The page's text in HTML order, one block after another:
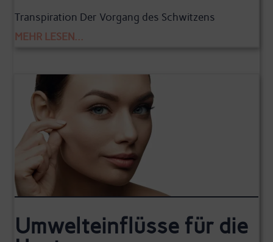
Transpiration Der Vorgang des Schwitzens
MEHR LESEN...
Umwelteinflüsse für die